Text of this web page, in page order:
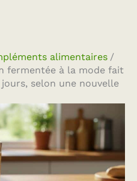
alimentaires
fermentée à la mode fait
selon une nouvelle